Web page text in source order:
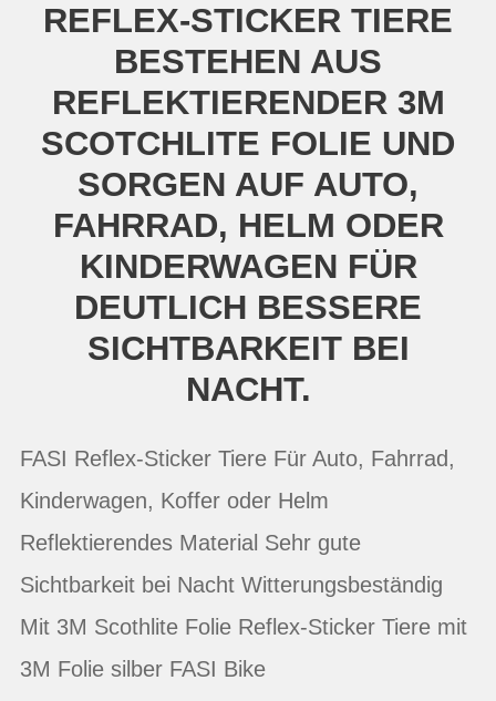
REFLEX-STICKER TIERE
BESTEHEN AUS
REFLEKTIERENDER 3M
SCOTCHLITE FOLIE UND
SORGEN AUF AUTO,
FAHRRAD, HELM ODER
KINDERWAGEN FÜR
DEUTLICH BESSERE
SICHTBARKEIT BEI
NACHT.
FASI Reflex-Sticker Tiere Für Auto, Fahrrad,
Kinderwagen, Koffer oder Helm
Reflektierendes Material Sehr gute
Sichtbarkeit bei Nacht Witterungsbeständig
Mit 3M Scothlite Folie Reflex-Sticker Tiere mit
3M Folie silber FASI Bike